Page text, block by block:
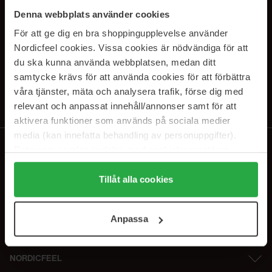
Denna webbplats använder cookies
För att ge dig en bra shoppingupplevelse använder
Nordicfeel cookies. Vissa cookies är nödvändiga för att
du ska kunna använda webbplatsen, medan ditt
samtycke krävs för att använda cookies för att förbättra
våra tjänster, mäta och analysera trafik, förse dig med
relevant och anpassat innehåll/annonser samt för att
aktivera funktioner som används på sociala medier
media (kan innefatta behandling av personuppgifter).
Genom att trycka på "Tillåt alla cookies" accepterar du
alla cookies, medan du under "Detaljer" kan anpassa
användningen av cookies. Du kan när som helst återkalla
samt vår Integritetspolicy.
Tillåt alla cookies
Anpassa
SUBSCRIBE TO OUR
NEWSLETTER
Ved å abonnere godtar du vårpersonvernerklæring. Du kan melde deg
av når som helst.
NORDICFEEL